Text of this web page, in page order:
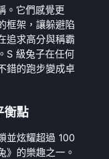
。它們感覺更
框架，讓躲避陷
追求高分與稱霸
S 級兔子在任何
錯的跑步變成卓
衡點
並炫耀超過 100
》的樂趣之一。